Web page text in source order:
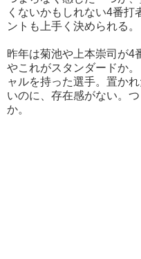
くないかもしれない4番
ントも上手く決められる。
昨年は菊池や上本崇司が4
やこれがスタンダードか
ャルを持った選手。置か
いのに、存在感がない。
か。